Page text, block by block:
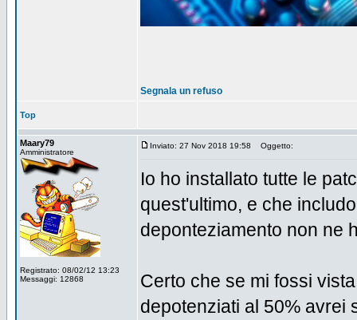
Segnala un refuso
Top
Maary79
Amministratore
Registrato: 08/02/12 13:23
Messaggi: 12868
Inviato: 27 Nov 2018 19:58 Oggetto:
Io ho installato tutte le
quest'ultimo, e che
deponteziamento non ne
Certo che se mi fossi
depotenziati al 50% avrei